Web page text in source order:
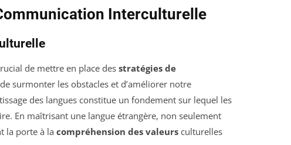
Interculturelle
de mettre en place des stratégies de
surmonter les obstacles et d’améliorer notre
des langues constitue un fondement sur lequel les
En maîtrisant une langue étrangère, non seulement
la porte à la compréhension des valeurs culturelles